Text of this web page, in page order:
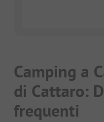
Camping a
di Cattaro:
frequenti